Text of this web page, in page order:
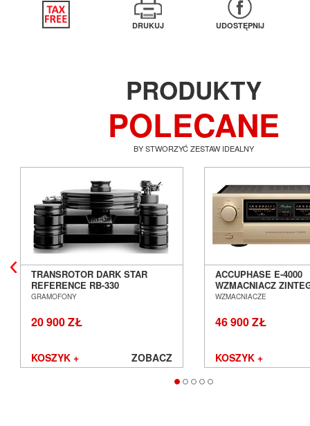
DRUKUJ UDOSTĘPNIJ
PRODUKTY
POLECANE
BY STWORZYĆ ZESTAW IDEALNY
TRANSROTOR DARK STAR
REFERENCE RB-330
GRAMOFON ANALOGOWY
GRAMOFONY
20 900 ZŁ
KOSZYK + ZOBACZ
ACCUPHASE E-4000
WZMACNIACZ
SALON POZNAŃ
WZMACNIACZE
46 900 ZŁ
KOSZYK +